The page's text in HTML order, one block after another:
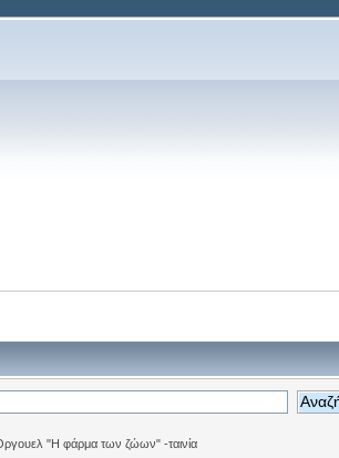
"Η φάρμα των ζώων" -ταινία